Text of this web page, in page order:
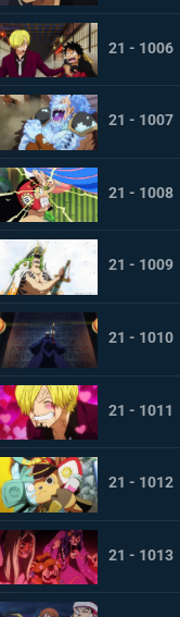
21 - 1006
21 - 1007
21 - 1008
21 - 1009
21 - 1010
21 - 1011
21 - 1012
21 - 1013